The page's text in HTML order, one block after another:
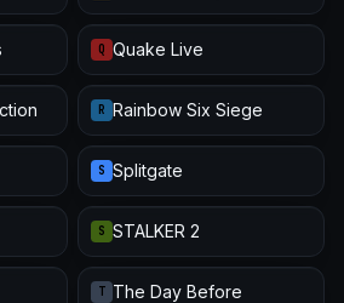
Q Quake Live
R Rainbow Six Siege
S Splitgate
S STALKER 2
T The Day Before